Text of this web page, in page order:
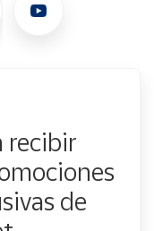
recibir
de